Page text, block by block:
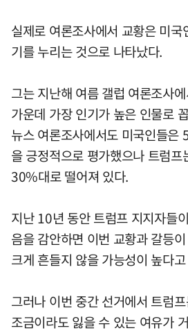
실제로 여론조사에서 교황은 미
기를 누리는 것으로 나타났다.
그는 지난해 여름 갤럽 여론조사
가운데 가장 인기가 높은 인물로
뉴스 여론조사에서도 미국인들은
을 긍정적으로 평가했으나 트럼프
30%대로 떨어져 있다.
지난 10년 동안 트럼프 지지자들
음을 감안하면 이번 교황과 갈등
크게 흔들지 않을 가능성이 높다
그러나 이번 중간 선거에서 트럼
조금이라도 잃을 수 있는 여유가